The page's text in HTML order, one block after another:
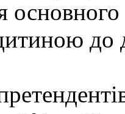
до